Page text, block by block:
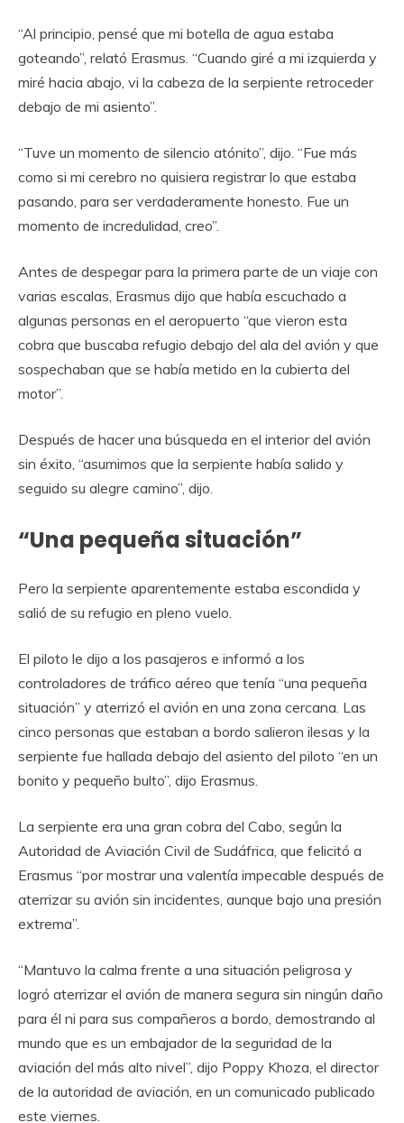
“Al principio, pensé que mi botella de agua estaba
goteando”, relató Erasmus. “Cuando giré a mi izquierda y
miré hacia abajo, vi la cabeza de la serpiente retroceder
debajo de mi asiento”.
“Tuve un momento de silencio atónito”, dijo. “Fue más
como si mi cerebro no quisiera registrar lo que estaba
pasando, para ser verdaderamente honesto. Fue un
momento de incredulidad, creo”.
Antes de despegar para la primera parte de un viaje con
varias escalas, Erasmus dijo que había escuchado a
algunas personas en el aeropuerto “que vieron esta
cobra que buscaba refugio debajo del ala del avión y que
sospechaban que se había metido en la cubierta del
motor”.
Después de hacer una búsqueda en el interior del avión
sin éxito, “asumimos que la serpiente había salido y
seguido su alegre camino”, dijo.
“Una pequeña situación”
Pero la serpiente aparentemente estaba escondida y
salió de su refugio en pleno vuelo.
El piloto le dijo a los pasajeros e informó a los
controladores de tráfico aéreo que tenía “una pequeña
situación” y aterrizó el avión en una zona cercana. Las
cinco personas que estaban a bordo salieron ilesas y la
serpiente fue hallada debajo del asiento del piloto “en un
bonito y pequeño bulto”, dijo Erasmus.
La serpiente era una gran cobra del Cabo, según la
Autoridad de Aviación Civil de Sudáfrica, que felicitó a
Erasmus “por mostrar una valentía impecable después de
aterrizar su avión sin incidentes, aunque bajo una presión
extrema”.
“Mantuvo la calma frente a una situación peligrosa y
logró aterrizar el avión de manera segura sin ningún daño
para él ni para sus compañeros a bordo, demostrando al
mundo que es un embajador de la seguridad de la
aviación del más alto nivel”, dijo Poppy Khoza, el director
de la autoridad de aviación, en un comunicado publicado
este viernes.